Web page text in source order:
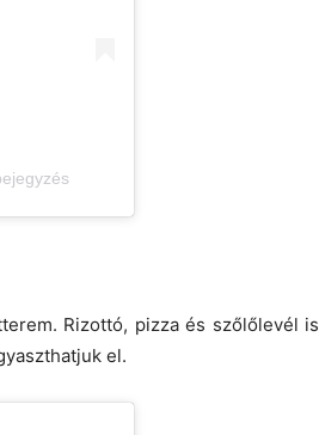
Rizottó, pizza és szőlőlevél is
el.